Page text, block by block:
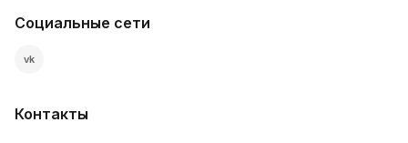
Социальные сети
vk
Контакты